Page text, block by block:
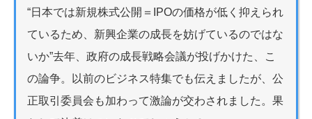
“日本では新規株式公開＝IPOの価格が低く抑えられ
ているため、新興企業の成長を妨げているのではな
いか”去年、政府の成長戦略会議が投げかけた、こ
の論争。以前のビジネス特集でも伝えましたが、公
正取引委員会も加わって激論が交わされました。果